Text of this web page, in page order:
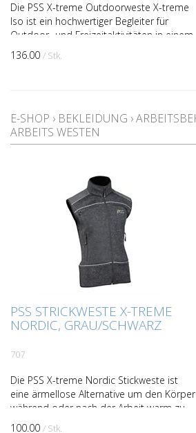
Die PSS X-treme Outdoorweste X-treme
Iso ist ein hochwertiger Begleiter für
Outdoor- und Freizeitaktivitäten in einem
schlichten Design Die Weste glänzt nicht
nur mit ein...
136.00 / Stk.
E-SHOP › BEKLEIDUNG ›
ARBEITS WESTEN
PSS STRICKWESTE X-TREME
NORDIC, GRAU/SCHWARZ
707
Die PSS X-treme Nordic Stickweste ist
eine ärmellose Alternative um den Körper
während oder nach der Arbeit warm zu
halten. Durch den Verzicht der Ärmel
100.00 / Stk.